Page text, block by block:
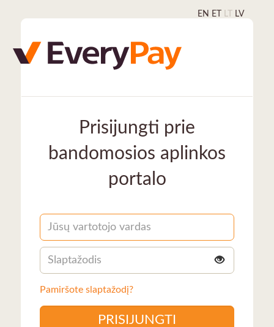
EN ET LT LV
Prisijungti prie
bandomosios aplinkos
portalo
Username
Slaptažodis
Pamiršote slaptažodį?
PRISIJUNGTI